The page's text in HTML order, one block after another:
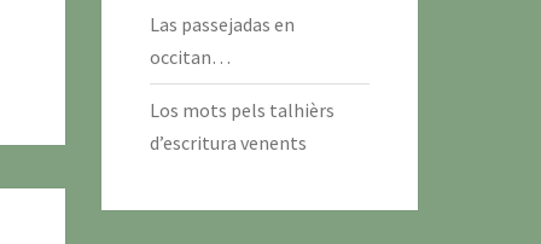
Las passejadas en
occitan…
Los mots pels talhièrs
d’escritura venents